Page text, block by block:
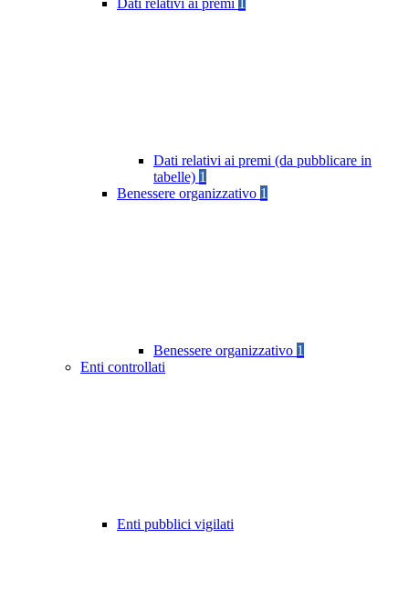
Dati relativi ai premi
Dati relativi ai premi (da pubblicare in
tabelle) 1
Benessere organizzativo 1
Benessere organizzativo 1
Enti controllati
Enti pubblici vigilati